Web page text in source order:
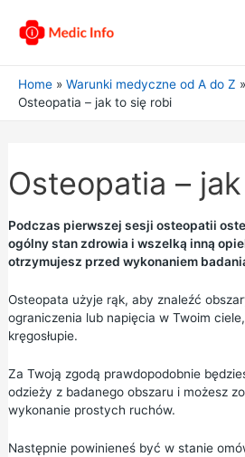
Home Warunki medyczne od A do Z
Osteopatia – jak to się robi
Osteopatia –
Podczas pierwszej sesji osteopatii
ogólny stan zdrowia i wszelką inną
otrzymujesz przed wykonaniem
Osteopata użyje rąk, aby znaleźć
ograniczenia lub napięcia w Twoim
kręgosłupie.
Za Twoją zgodą prawdopodobnie
odzieży z badanego obszaru i możesz
wykonanie prostych ruchów.
Następnie powinieneś być w stanie